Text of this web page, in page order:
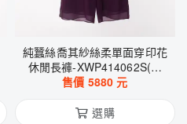
純蠶絲喬其紗絲柔單面穿印花
休閒長褲-XWP414062S(紫
檀)
售價 5880 元
選購